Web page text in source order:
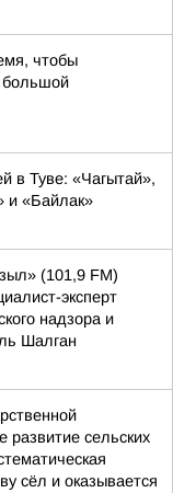
чтобы
большой
в Туве: «Чагытай»,
и «Байлак»
(101,9 FM)
эксперт
надзора и
Шалган
развитие сельских
сёл и оказывается